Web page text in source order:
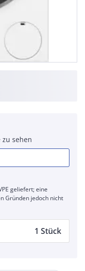
zu sehen
geliefert; eine
Gründen jedoch nicht
1 Stück